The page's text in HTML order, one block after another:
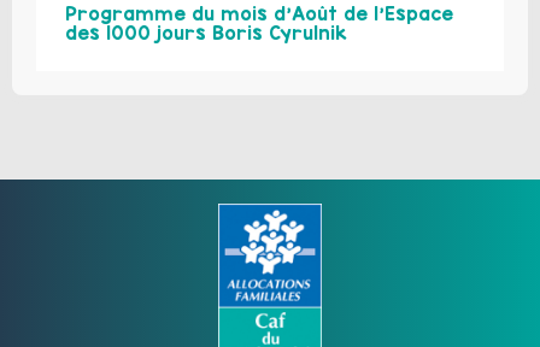
Programme du mois d’Août de l’Espace
des 1000 jours Boris Cyrulnik